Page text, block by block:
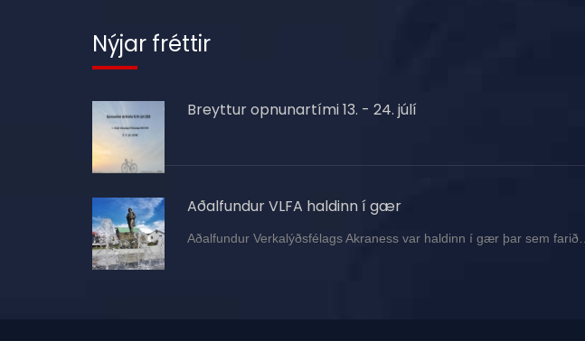
Nýjar fréttir
Breyttur opnunartími 13. - 24. júlí
Aðalfundur VLFA haldinn í gær
Aðalfundur Verkalýðsfélags Akraness var haldinn í gær þar sem farið…